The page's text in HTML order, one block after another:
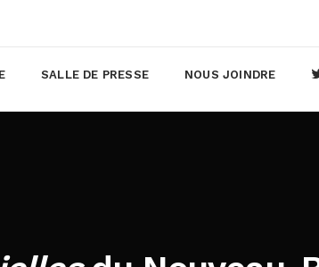
SALLE DE PRESSE NOUS JOINDRE